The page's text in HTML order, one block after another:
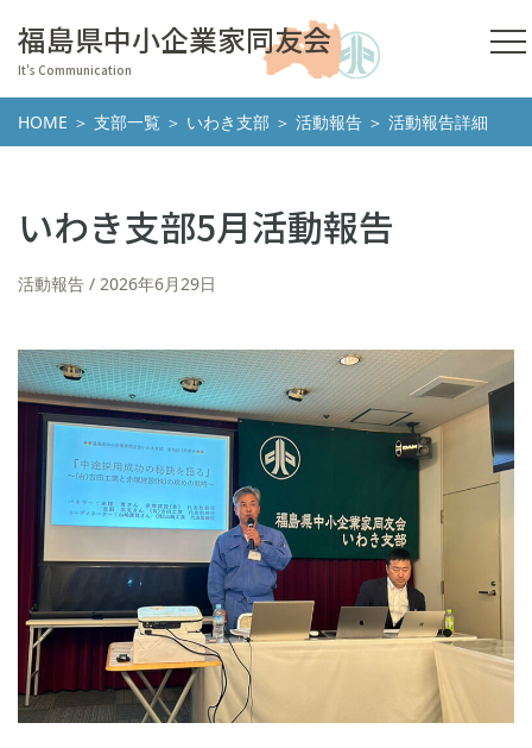
福島県中小企業家同友会
It's Communication
HOME ＞ 支部一覧 ＞ いわき支部 ＞ 活動報告 ＞ 活動報告詳細
いわき支部5月活動報告
活動報告 2026年6月29日